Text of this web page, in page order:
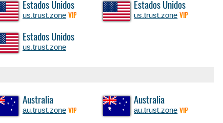
Estados Unidos
us.trust.zone VIP
Estados Unidos
us.trust.zone VIP
Estados Unidos
us.trust.zone
Australia
au.trust.zone VIP
Australia
au.trust.zone VIP